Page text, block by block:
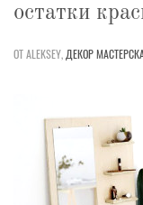
остатки
ОТ ALEKSEY, ДЕКОР